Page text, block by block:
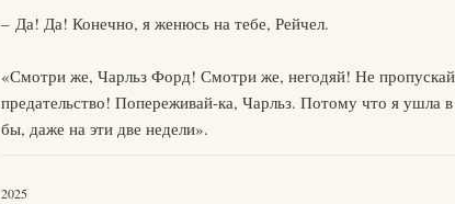
– Да! Да! Конечно, я женюсь на тебе, Рейчел.
«Смотри же, Чарльз Форд! Смотри же, негодяй! Не пропускай
предательство! Попереживай-ка, Чарльз. Потому что я ушла
бы, даже на эти две недели».
2025